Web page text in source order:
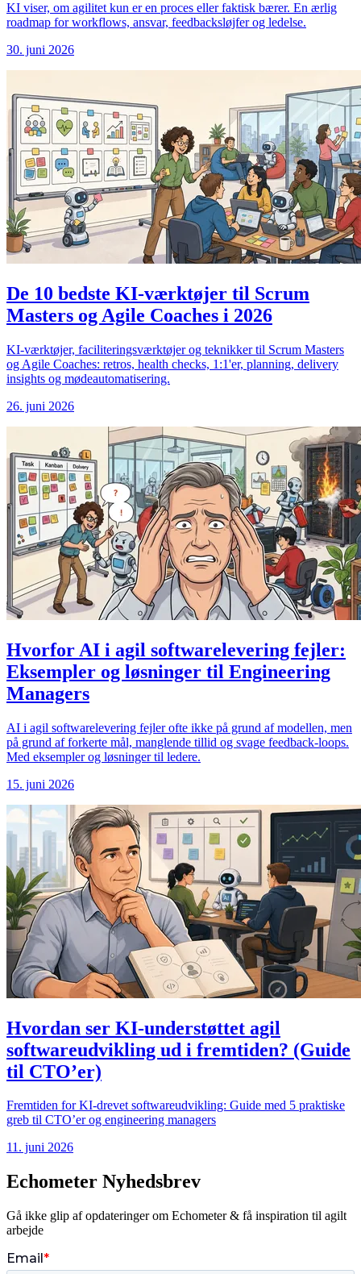
KI viser, om agilitet kun er en proces eller faktisk bærer. En ærlig
roadmap for workflows, ansvar, feedbacksløjfer og ledelse.
30. juni 2026
De 10 bedste KI-værktøjer til Scrum
Masters og Agile Coaches i 2026
KI-værktøjer, faciliteringsværktøjer og teknikker til Scrum Masters
og Agile Coaches: retros, health checks, 1:1'er, planning, delivery
insights og mødeautomatisering.
26. juni 2026
Hvorfor AI i agil softwarelevering fejler:
Eksempler og løsninger til Engineering
Managers
AI i agil softwarelevering fejler ofte ikke på grund af modellen, men
på grund af forkerte mål, manglende tillid og svage feedback-loops.
Med eksempler og løsninger til ledere.
15. juni 2026
Hvordan ser KI-understøttet agil
softwareudvikling ud i fremtiden? (Guide
til CTO’er)
Fremtiden for KI-drevet softwareudvikling: Guide med 5 praktiske
greb til CTO’er og engineering managers
11. juni 2026
Echometer Nyhedsbrev
Gå ikke glip af opdateringer om Echometer & få inspiration til agilt
arbejde